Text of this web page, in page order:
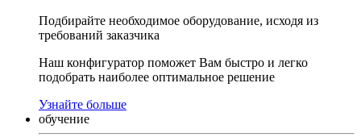
Подбирайте необходимое оборудование, исходя из
требований заказчика
Наш конфигуратор поможет Вам быстро и легко
подобрать наиболее оптимальное решение
Узнайте больше
обучение